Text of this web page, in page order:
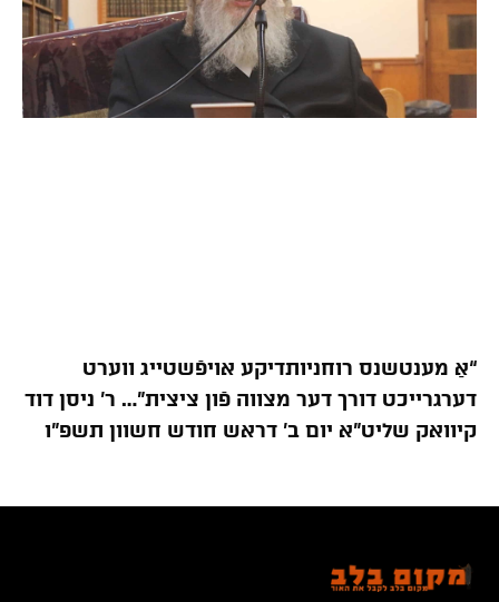
“אַ מענטשנס רוחניותדיקע אויפֿשטייג ווערט
דערגרייכט דורך דער מצווה פֿון ציצית”… ר’ ניסן דוד
קיוואק שליט”א יום ב’ דראש חודש חשוון תשפ”ו